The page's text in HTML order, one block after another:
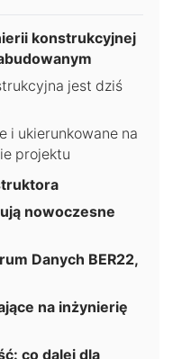
konstrukcyjnej
jest dziś
i ukierunkowane na
projektu
nowoczesne
Danych BER22,
na inżynierię
co dalej dla